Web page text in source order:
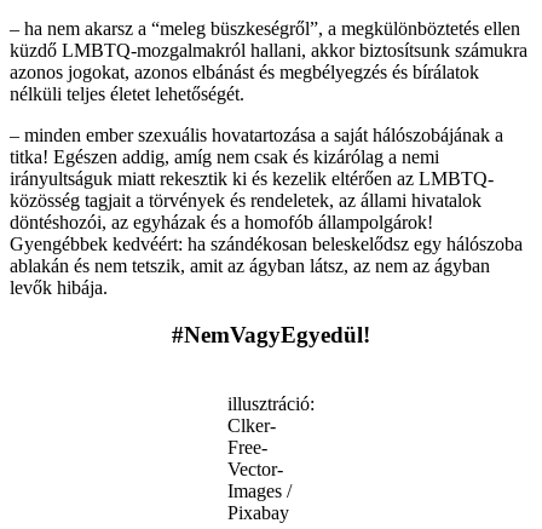
– ha nem akarsz a “meleg büszkeségről”, a megkülönböztetés ellen
küzdő LMBTQ-mozgalmakról hallani, akkor biztosítsunk számukra
azonos jogokat, azonos elbánást és megbélyegzés és bírálatok
nélküli teljes életet lehetőségét.
– minden ember szexuális hovatartozása a saját hálószobájának a
titka! Egészen addig, amíg nem csak és kizárólag a nemi
irányultságuk miatt rekesztik ki és kezelik eltérően az LMBTQ-
közösség tagjait a törvények és rendeletek, az állami hivatalok
döntéshozói, az egyházak és a homofób állampolgárok!
Gyengébbek kedvéért: ha szándékosan beleskelődsz egy hálószoba
ablakán és nem tetszik, amit az ágyban látsz, az nem az ágyban
levők hibája.
#NemVagyEgyedül!
illusztráció:
Clker-
Free-
Vector-
Images /
Pixabay